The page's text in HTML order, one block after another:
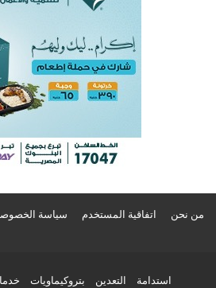
من نحن اتفاقية المستخدم سياسة
استدامة التعدين بتروكيماويات